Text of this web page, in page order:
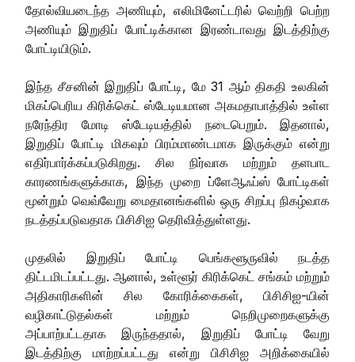
தோல்வியடைந்த அணியும், எலிமினேட்டரில் வெற்றி பெற்ற
அணியும் இறுதிப் போட்டிக்கான இரண்டாவது இடத்திற்கு
போட்டியிடும்.
இந்த சீசனின் இறுதிப் போட்டி, மே 31 ஆம் திகதி உலகின்
மிகப்பெரிய கிரிக்கெட் ஸ்டேடியமான அகமதாபாத்தில் உள்ள
நரேந்திர மோடி ஸ்டேடியத்தில் நடைபெறும். இதனால்,
இறுதிப் போட்டி மிகவும் பிரம்மாண்டமாக இருக்கும் என்று
எதிர்பார்க்கப்படுகிறது. சில நிர்வாக மற்றும் தளபாட
காரணங்களுக்காக, இந்த முறை ப்ளேஆஃப்ஸ் போட்டிகள்
மூன்றும் வெவ்வேறு மைதானங்களில் ஒரு சிறப்பு நிகழ்வாக
நடத்தப்படுவதாக பிசிசிஐ தெரிவித்துள்ளது.
முதலில் இறுதிப் போட்டி பெங்களூருவில் நடத்த
திட்டமிடப்பட்டது. ஆனால், உள்ளூர் கிரிக்கெட் சங்கம் மற்றும்
அதிகாரிகளின் சில கோரிக்கைகள், பிசிசிஐ-யின்
வழிகாட்டுதல்கள் மற்றும் நெறிமுறைகளுக்கு
அப்பாற்பட்டதாக இருந்ததால், இறுதிப் போட்டி வேறு
இடத்திற்கு மாற்றப்பட்டது என்று பிசிசிஐ அறிக்கையில்